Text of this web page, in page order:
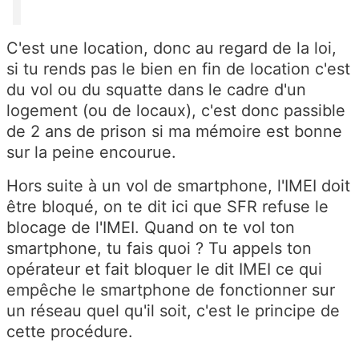
C'est une location, donc au regard de la loi,
si tu rends pas le bien en fin de location c'est
du vol ou du squatte dans le cadre d'un
logement (ou de locaux), c'est donc passible
de 2 ans de prison si ma mémoire est bonne
sur la peine encourue.
Hors suite à un vol de smartphone, l'IMEI doit
être bloqué, on te dit ici que SFR refuse le
blocage de l'IMEI. Quand on te vol ton
smartphone, tu fais quoi ? Tu appels ton
opérateur et fait bloquer le dit IMEI ce qui
empêche le smartphone de fonctionner sur
un réseau quel qu'il soit, c'est le principe de
cette procédure.